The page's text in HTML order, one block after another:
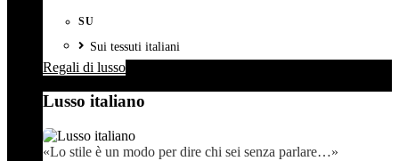
SU
Sui tessuti italiani
Regali di lusso
Lusso italiano
«Lo stile è un modo per dire chi sei senza parlare…»